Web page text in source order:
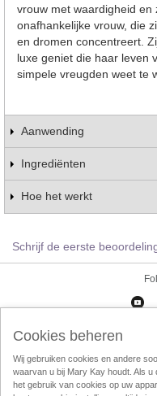
vrouw met waardigheid en
onafhankelijke vrouw, die
en dromen concentreert.
luxe geniet die haar leven
simpele vreugden weet te
Aanwending
Ingrediënten
Hoe het werkt
Schrijf de eerste
Cookies beheren Impressum
Gebruikersvorwaarden
Cookies beheren
Wij gebruiken cookies en andere
waarvan u bij Mary Kay houdt. Als
het gebruik van cookies op uw